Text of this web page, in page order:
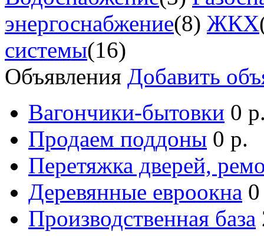
энергоснабжение(8) ЖКХ
системы(16)
Объявления Добавить
Вагончики-бытовки 0
Продаем поддоны 0 р.
Перетяжка дверей,
Деревянные евроокна
Производственная база